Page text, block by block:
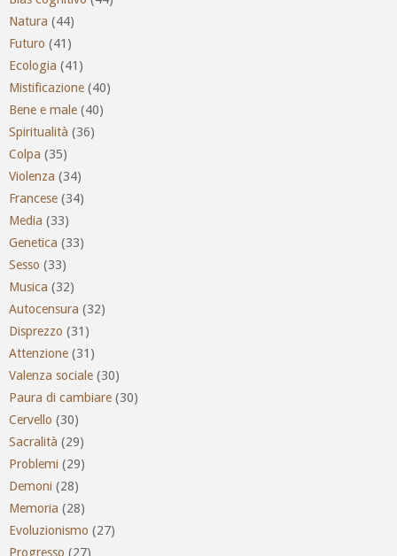
Natura (44)
Futuro (41)
Ecologia (41)
Mistificazione (40)
Bene e male (40)
Spiritualità (36)
Colpa (35)
Violenza (34)
Francese (34)
Media (33)
Genetica (33)
Sesso (33)
Musica (32)
Autocensura (32)
Disprezzo (31)
Attenzione (31)
Valenza sociale (30)
Paura di cambiare (30)
Cervello (30)
Sacralità (29)
Problemi (29)
Demoni (28)
Memoria (28)
Evoluzionismo (27)
Progresso (27)